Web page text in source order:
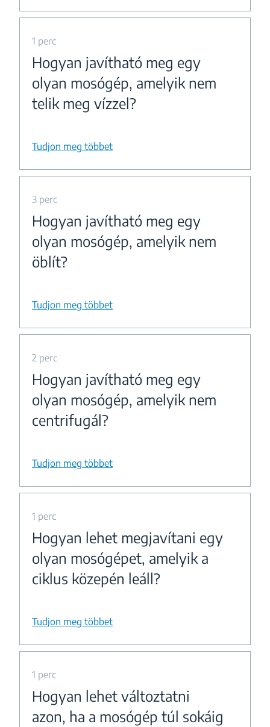
1 perc
Hogyan javítható meg egy
olyan mosógép, amelyik nem
telik meg vízzel?
Tudjon meg többet
3 perc
Hogyan javítható meg egy
olyan mosógép, amelyik nem
öblít?
Tudjon meg többet
2 perc
Hogyan javítható meg egy
olyan mosógép, amelyik nem
centrifugál?
Tudjon meg többet
1 perc
Hogyan lehet megjavítani egy
olyan mosógépet, amelyik a
ciklus közepén leáll?
Tudjon meg többet
1 perc
Hogyan lehet változtatni
azon, ha a mosógép túl sokáig